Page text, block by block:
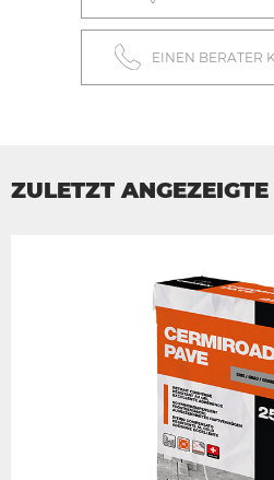
EINEN BERATER
ZULETZT